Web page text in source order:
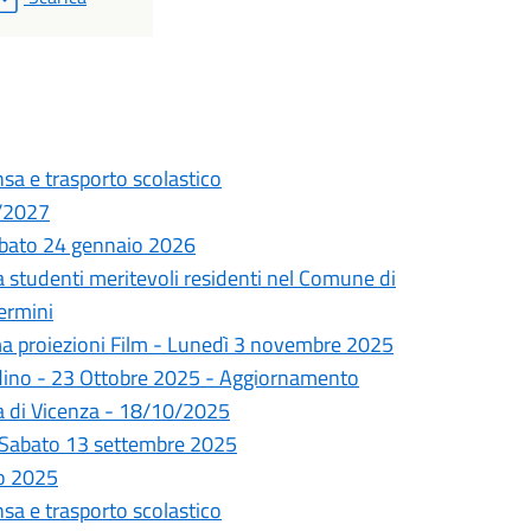
e trasporto scolastico
24 gennaio 2026
meritevoli residenti nel Comune di
proiezioni Film - Lunedì 3 novembre 2025
- 23 Ottobre 2025 - Aggiornamento
di Vicenza - 18/10/2025
13 settembre 2025
2025
e trasporto scolastico